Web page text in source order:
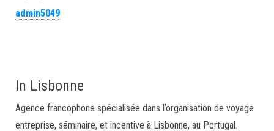
admin5049
In Lisbonne
Agence francophone spécialisée dans l’organisation de voyage
entreprise, séminaire, et incentive à Lisbonne, au Portugal.